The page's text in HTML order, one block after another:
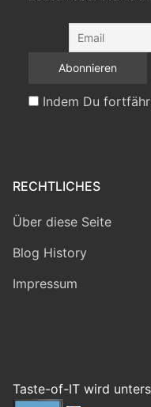
Indem Du
RECHTLICHES
Über diese Seite
Blog History
Impressum
Taste-of-IT wird